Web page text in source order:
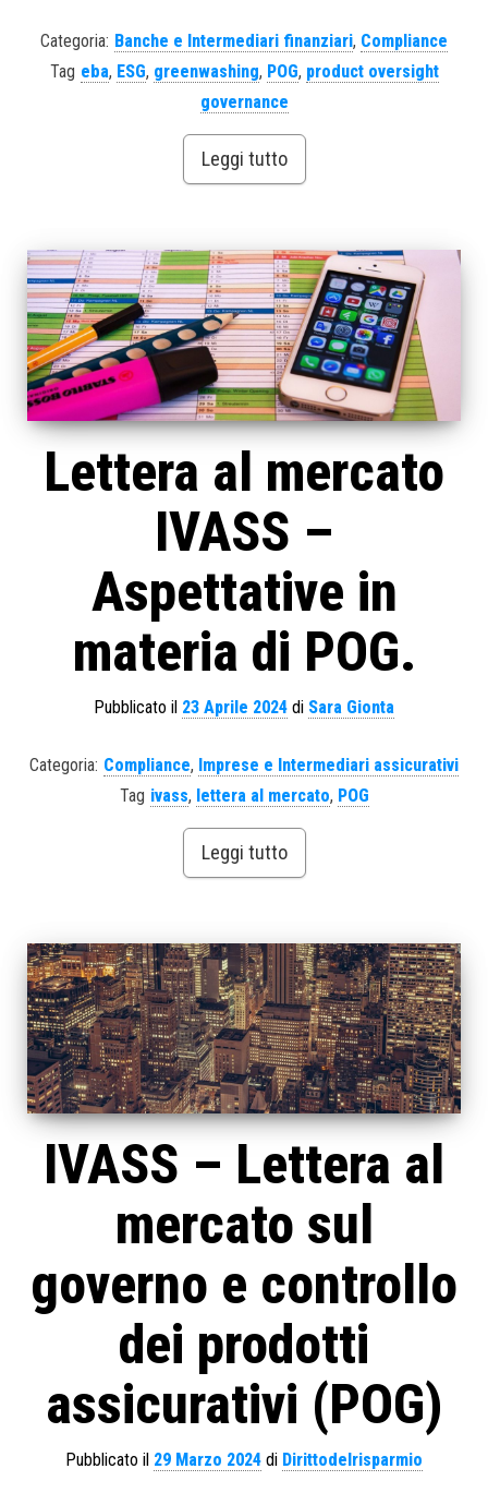
Categoria: Banche e Intermediari finanziari, Compliance
Tag eba, ESG, greenwashing, POG, product oversight
governance
Leggi tutto
Lettera al mercato
IVASS –
Aspettative in
materia di POG.
Pubblicato il 23 Aprile 2024 di Sara Gionta
Categoria: Compliance, Imprese e Intermediari assicurativi
Tag ivass, lettera al mercato, POG
Leggi tutto
IVASS – Lettera al
mercato sul
governo e controllo
dei prodotti
assicurativi (POG)
Pubblicato il 29 Marzo 2024 di Dirittodelrisparmio